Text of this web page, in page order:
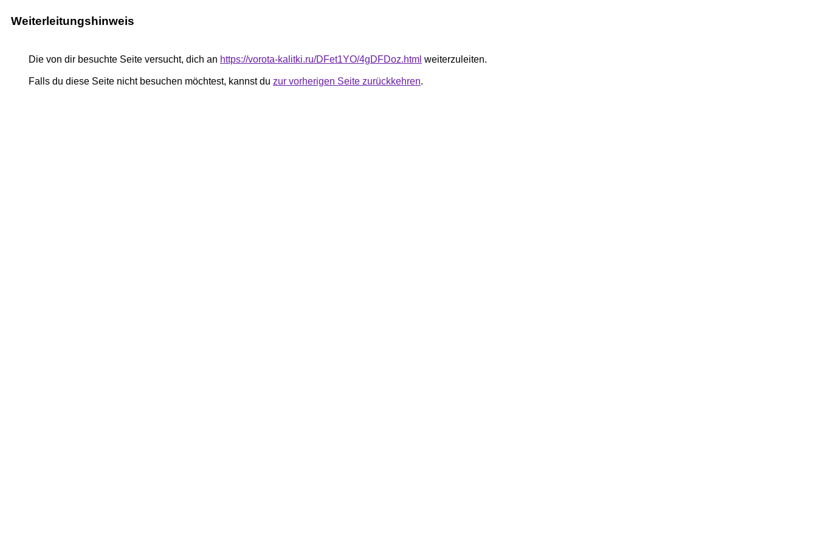
Weiterleitungshinweis
Die von dir besuchte Seite versucht, dich an https://vorota-kalitki.ru/DFet1YO/4gDFDoz.html weiterzuleiten.
Falls du diese Seite nicht besuchen möchtest, kannst du zur vorherigen Seite zurückkehren.